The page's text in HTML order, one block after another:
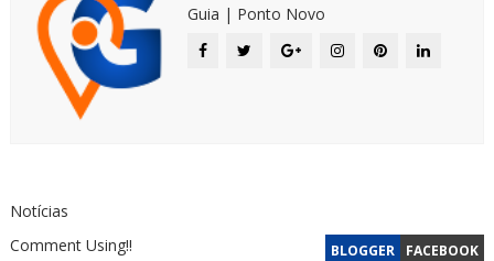
Guia | Ponto Novo
Notícias
BLOGGER FACEBOOK
Comment Using!!